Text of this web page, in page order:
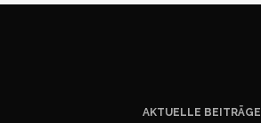
AKTUELLE BEITRÄGE